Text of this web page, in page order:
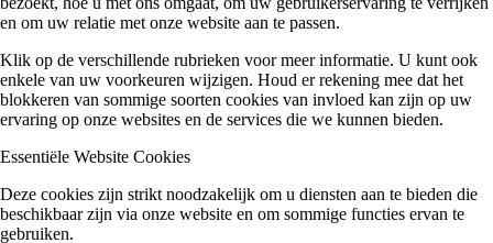
en om uw relatie met onze website aan te passen.
Klik op de verschillende rubrieken voor meer informatie. U kunt ook
enkele van uw voorkeuren wijzigen. Houd er rekening mee dat het
blokkeren van sommige soorten cookies van invloed kan zijn op uw
ervaring op onze websites en de services die we kunnen bieden.
Essentiële Website Cookies
Deze cookies zijn strikt noodzakelijk om u diensten aan te bieden die
beschikbaar zijn via onze website en om sommige functies ervan te
gebruiken.